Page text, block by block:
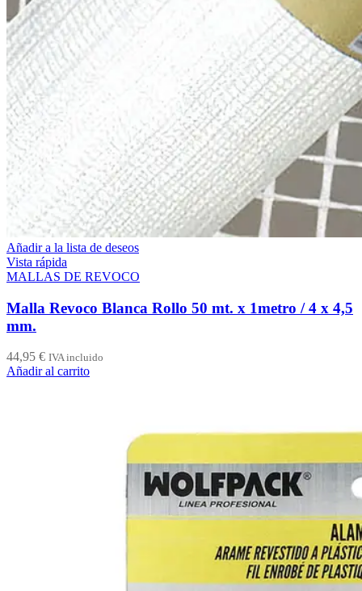
Añadir a la lista de deseos
Vista rápida
MALLAS DE REVOCO
Malla Revoco Blanca Rollo 50 mt. x 1metro / 4 x 4,5
mm.
44,95 € IVA incluido
Añadir al carrito